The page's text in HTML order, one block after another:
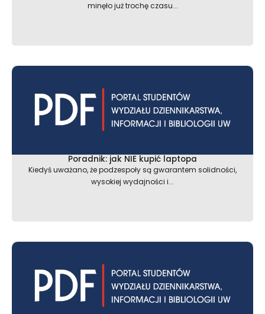
minęło już trochę czasu...
Poradnik: jak NIE kupić laptopa
Kiedyś uważano, że podzespoły są gwarantem solidności,
wysokiej wydajności i...